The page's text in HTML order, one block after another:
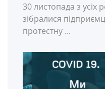
30 листопада з усіх
зібралися
протестну ...